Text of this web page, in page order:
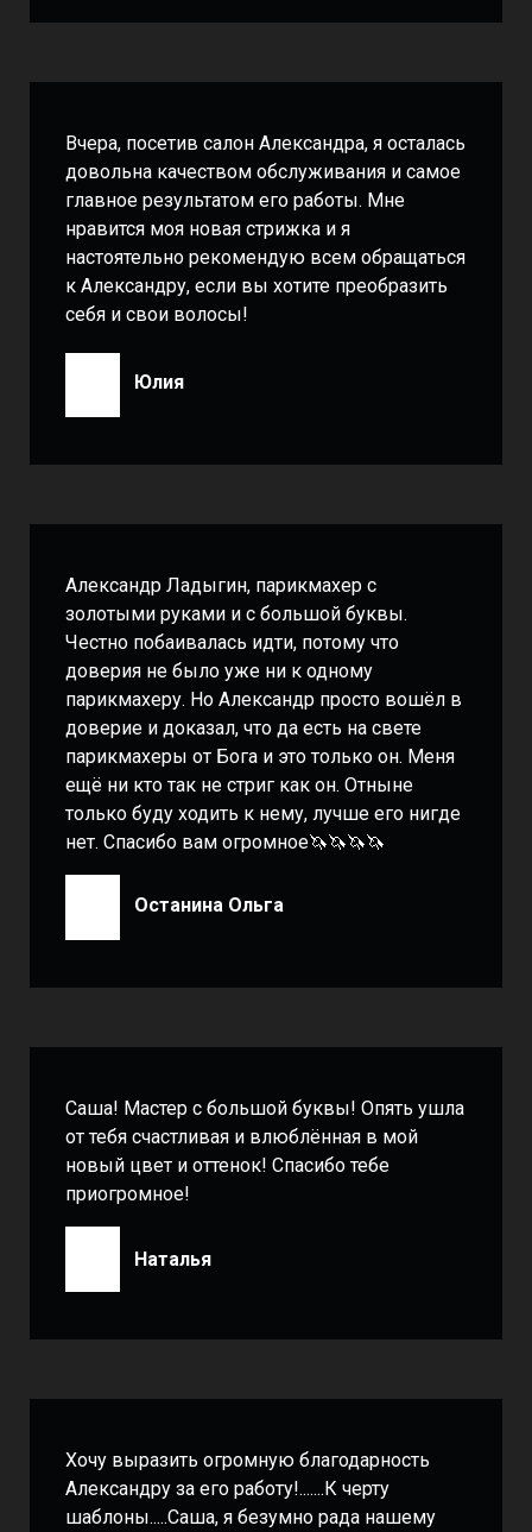
Вчера, посетив салон Александра, я осталась
довольна качеством обслуживания и самое
главное результатом его работы. Мне
нравится моя новая стрижка и я
настоятельно рекомендую всем обращаться
к Александру, если вы хотите преобразить
себя и свои волосы!
Юлия
Александр Ладыгин, парикмахер с
золотыми руками и с большой буквы.
Честно побаивалась идти, потому что
доверия не было уже ни к одному
парикмахеру. Но Александр просто вошёл в
доверие и доказал, что да есть на свете
парикмахеры от Бога и это только он. Меня
ещё ни кто так не стриг как он. Отныне
только буду ходить к нему, лучше его нигде
нет. Спасибо вам огромное🦄🦄🦄🦄
Останина Ольга
Саша! Мастер с большой буквы! Опять ушла
от тебя счастливая и влюблённая в мой
новый цвет и оттенок! Спасибо тебе
приогромное!
Наталья
Хочу выразить огромную благодарность
Александру за его работу!.......К черту
шаблоны.....Саша, я безумно рада нашему